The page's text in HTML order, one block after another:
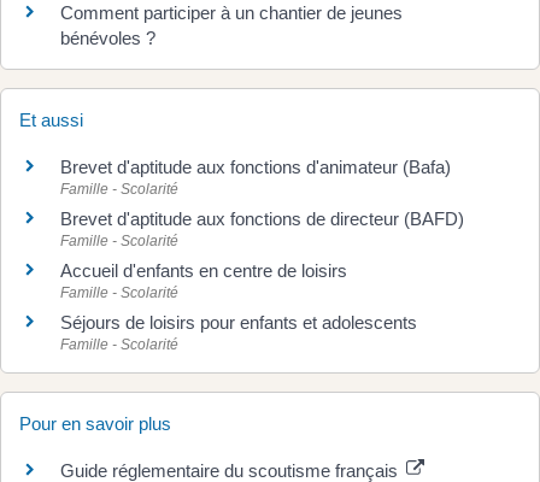
Comment participer à un chantier de jeunes
bénévoles ?
Et aussi
Brevet d'aptitude aux fonctions d'animateur (Bafa)
Famille - Scolarité
Brevet d'aptitude aux fonctions de directeur (BAFD)
Famille - Scolarité
Accueil d'enfants en centre de loisirs
Famille - Scolarité
Séjours de loisirs pour enfants et adolescents
Famille - Scolarité
Pour en savoir plus
Guide réglementaire du scoutisme français